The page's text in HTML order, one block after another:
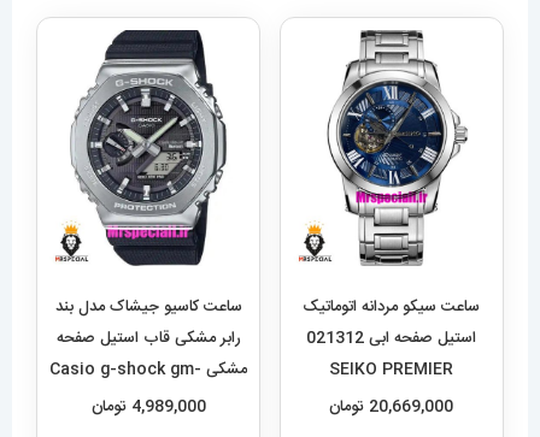
ساعت سیکو مردانه اتوماتیک
استیل صفحه ابی 021312
SEIKO PREMIER
20,669,000 تومان
ساعت کاسیو جیشاک مدل بند
رابر مشکی قاب استیل صفحه
مشکی Casio g-shock gm-
2100 021462
4,989,000 تومان